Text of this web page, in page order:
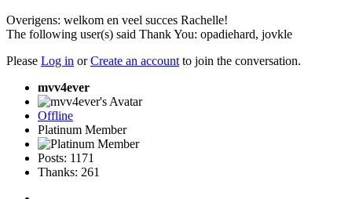
Overigens: welkom en veel succes Rachelle!
The following user(s) said Thank You: opadiehard, jovkle
Please Log in orCreate an accountto join the conversation.
mvv4ever
Offline
Platinum Member
Posts: 1171
Thanks: 261